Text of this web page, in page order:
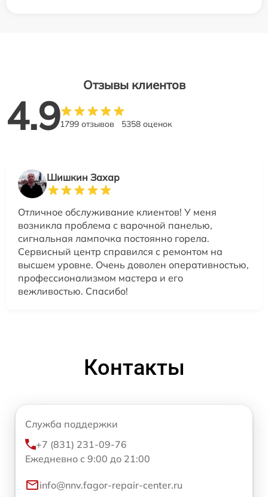
Отзывы клиентов
4.91799 отзывов 5358 оценок
Шишкин Захар
Отличное обслуживание клиентов! У меня
возникла проблема с варочной панелью,
сигнальная лампочка постоянно горела.
Сервисный центр справился с ремонтом на
высшем уровне. Очень доволен оперативностью,
профессионализмом мастера и его
вежливостью. Спасибо!
Контакты
Служба поддержки
+7 (831) 231-09-76
Ежедневно с 9:00 до 21:00
info@nnv.fagor-repair-center.ru